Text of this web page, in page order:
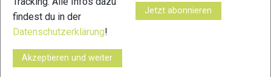
findest du in der
Datenschutzerklärung!
Akzeptieren und weiter
Jetzt abonnieren